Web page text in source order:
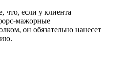
что, если у клиента
мажорные
он обязательно нанесет